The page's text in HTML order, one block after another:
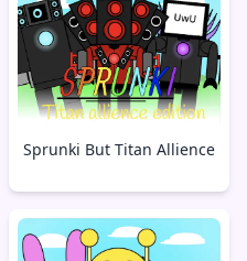
Sprunki But Titan Allience